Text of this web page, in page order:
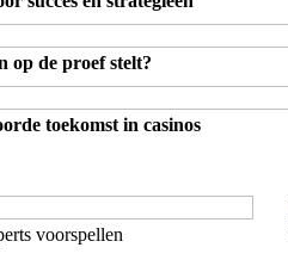
op de proef stelt?
toekomst in casinos
voorspellen